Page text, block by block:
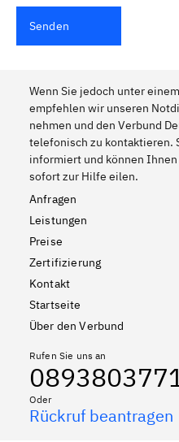
Senden
Wenn Sie jedoch unter
empfehlen wir unseren
nehmen und den Verbund
telefonisch zu kontaktieren.
informiert und können
sofort zur Hilfe eilen.
Anfragen
Leistungen
Preise
Zertifizierung
Kontakt
Startseite
Über den Verbund
Rufen Sie uns an
Oder
Rückruf beantragen